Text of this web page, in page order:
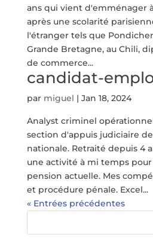
ans qui vient d'emménager
après une scolarité
l'étranger tels que
Grande Bretagne, au Chili,
de commerce...
candidat-
par miguel | Jan 18, 2024
Analyst criminel
section d'appuis judiciaire
nationale. Retraité depuis 4
une activité à mi temps
pension actuelle. Mes
et procédure pénale. Excel...
« Entrées précédentes